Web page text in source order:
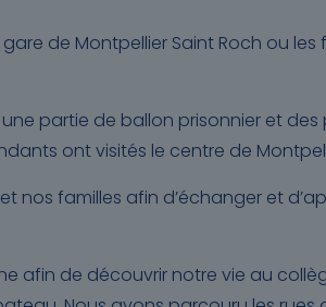
de Montpellier Saint Roch ou les
partie de ballon prisonnier et des
ont visités le centre de
familles afin d’échanger et
afin de découvrir notre vie au